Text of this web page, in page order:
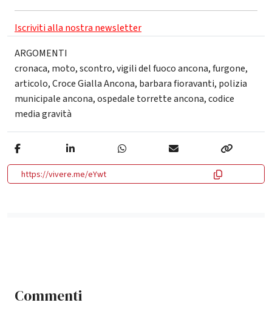
Iscriviti alla nostra newsletter
ARGOMENTI
cronaca, moto,scontro,vigili del fuoco ancona,furgone,
articolo,Croce Gialla Ancona, barbara fioravanti, polizia
municipale ancona,ospedale torrette ancona,codice
media gravità
https://vivere.me/eYwt
Commenti